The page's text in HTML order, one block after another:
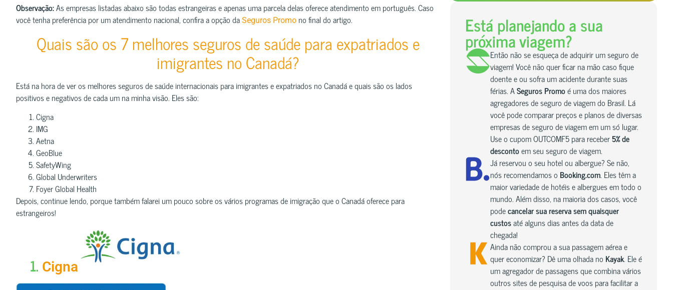
Observação:As empresas listadas abaixo são todas estrangeiras e apenas uma parcela delas oferece atendimento em português. Caso
você tenha preferência por um atendimento nacional, confira a opção da Seguros Promo no final do artigo.
Quais são os 7 melhores seguros de saúde para expatriados e
imigrantes no Canadá?
Está na hora de ver os melhores seguros de saúde internacionais para imigrantes e expatriados no Canadá e quais são os lados
positivos e negativos de cada um na minha visão. Eles são:
Cigna
IMG
Aetna
GeoBlue
SafetyWing
Global Underwriters
Foyer Global Health
Depois, continue lendo, porque também falarei um pouco sobre os vários programas de imigração que o Canadá oferece para
estrangeiros!
1. Cigna
Está planejando a sua
próxima viagem?
Então não se esqueça de adquirir um seguro de
viagem! Você não quer ficar na mão caso fique
doente e ou sofra um acidente durante suas
férias. ASeguros Promoé uma dos maiores
agregadores de seguro de viagem do Brasil. Lá
você pode comparar preços e planos de diversas
empresas de seguro de viagem em um só lugar.
Use o cupom OUTCOMF5 para receber5% de
descontoem seu seguro de viagem.
Já reservou o seu hotel ou albergue? Se não,
nós recomendamos o Booking.com. Eles têm a
maior variedade de hotéis e albergues em todo o
mundo. Além disso, na maioria dos casos, você
podecancelar sua reserva sem quaisquer
custosaté alguns dias antes da data de
chegada!
Ainda não comprou a sua passagem aérea e
quer economizar? Dê uma olhada no Kayak. Ele é
um agregador de passagens que combina vários
outros sites de pesquisa de voos para facilitar a